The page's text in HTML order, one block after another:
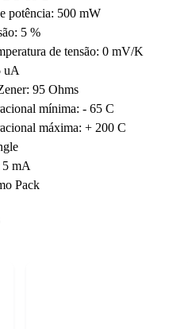
potência: 500 mW
5 %
de tensão: 0 mV/K
uA
95 Ohms
mínima: - 65 C
máxima: + 200 C
5 mA
Pack